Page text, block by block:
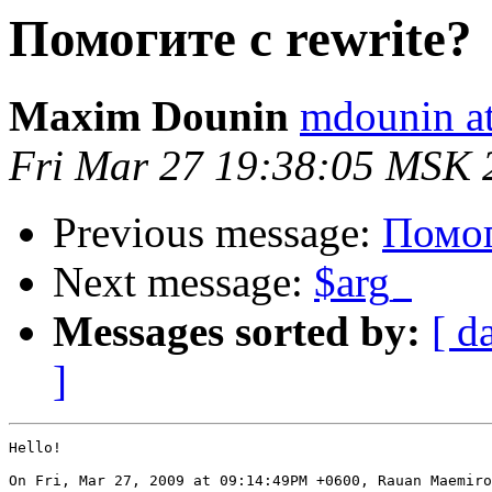
Помогите с rewrite?
Maxim Dounin mdounin
Fri Mar 27 19:38:05 MSK
Previous message:
Next message: $arg_
Messages sorted by: [
]
Hello!
On Fri, Mar 27, 2009 at 09:14:49PM +0600, Rauan